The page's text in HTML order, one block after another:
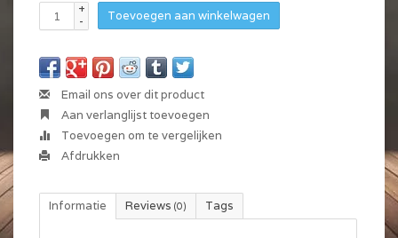
+
-
Toevoegen aan winkelwagen
Email ons over dit product
Aan verlanglijst toevoegen
Toevoegen om te vergelijken
Afdrukken
Informatie Reviews (0) Tags